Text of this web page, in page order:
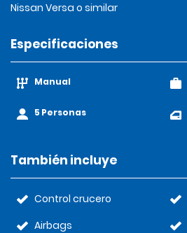
Nissan Versa o similar
Especificaciones
Manual
5 Personas
También incluye
Control crucero
Airbags